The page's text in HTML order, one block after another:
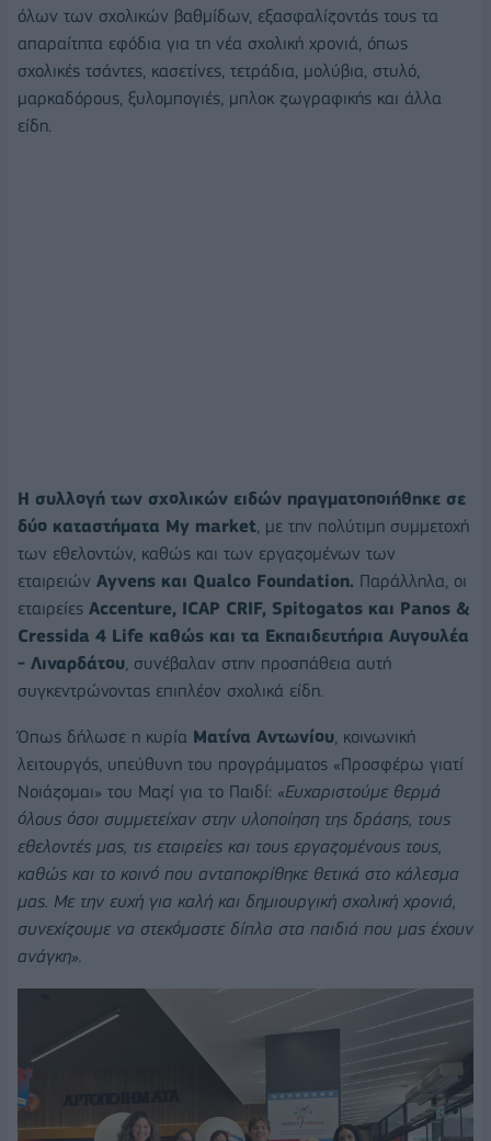
όλων των σχολικών βαθμίδων, εξασφαλίζοντάς τους τα
απαραίτητα εφόδια για τη νέα σχολική χρονιά, όπως
σχολικές τσάντες, κασετίνες, τετράδια, μολύβια, στυλό,
μαρκαδόρους, ξυλομπογιές, μπλοκ ζωγραφικής και άλλα
είδη.
Η συλλογή των σχολικών ειδών πραγματοποιήθηκε σε
δύο καταστήματα My market, με την πολύτιμη συμμετοχή
των εθελοντών, καθώς και των εργαζομένων των
εταιρειών Ayvens και Qualco Foundation. Παράλληλα, οι
εταιρείες Accenture, ICAP CRIF, Spitogatos και Panos &
Cressida 4 Life καθώς και τα Εκπαιδευτήρια Αυγουλέα
- Λιναρδάτου, συνέβαλαν στην προσπάθεια αυτή
συγκεντρώνοντας επιπλέον σχολικά είδη.
Όπως δήλωσε η κυρία Ματίνα Αντωνίου, κοινωνική
λειτουργός, υπεύθυνη του προγράμματος «Προσφέρω γιατί
Νοιάζομαι» του Μαζί για το Παιδί: «Ευχαριστούμε θερμά
όλους όσοι συμμετείχαν στην υλοποίηση της δράσης, τους
εθελοντές μας, τις εταιρείες και τους εργαζομένους τους,
καθώς και το κοινό που ανταποκρίθηκε θετικά στο κάλεσμα
μας. Με την ευχή για καλή και δημιουργική σχολική χρονιά,
συνεχίζουμε να στεκόμαστε δίπλα στα παιδιά που μας έχουν
ανάγκη».